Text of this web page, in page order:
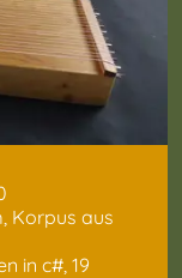
Korpus aus
in c#, 19